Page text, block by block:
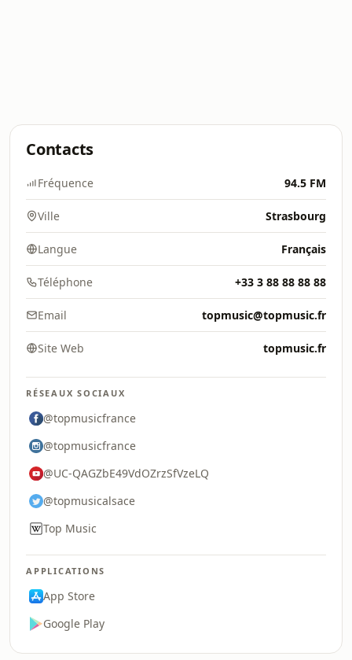
Contacts
Fréquence 94.5 FM
Ville Strasbourg
Langue Français
Téléphone +33 3 88 88 88 88
Email topmusic@topmusic.fr
Site Web topmusic.fr
RÉSEAUX SOCIAUX
@topmusicfrance
@topmusicfrance
@UC-QAGZbE49VdOZrzSfVzeLQ
@topmusicalsace
Top Music
APPLICATIONS
App Store
Google Play